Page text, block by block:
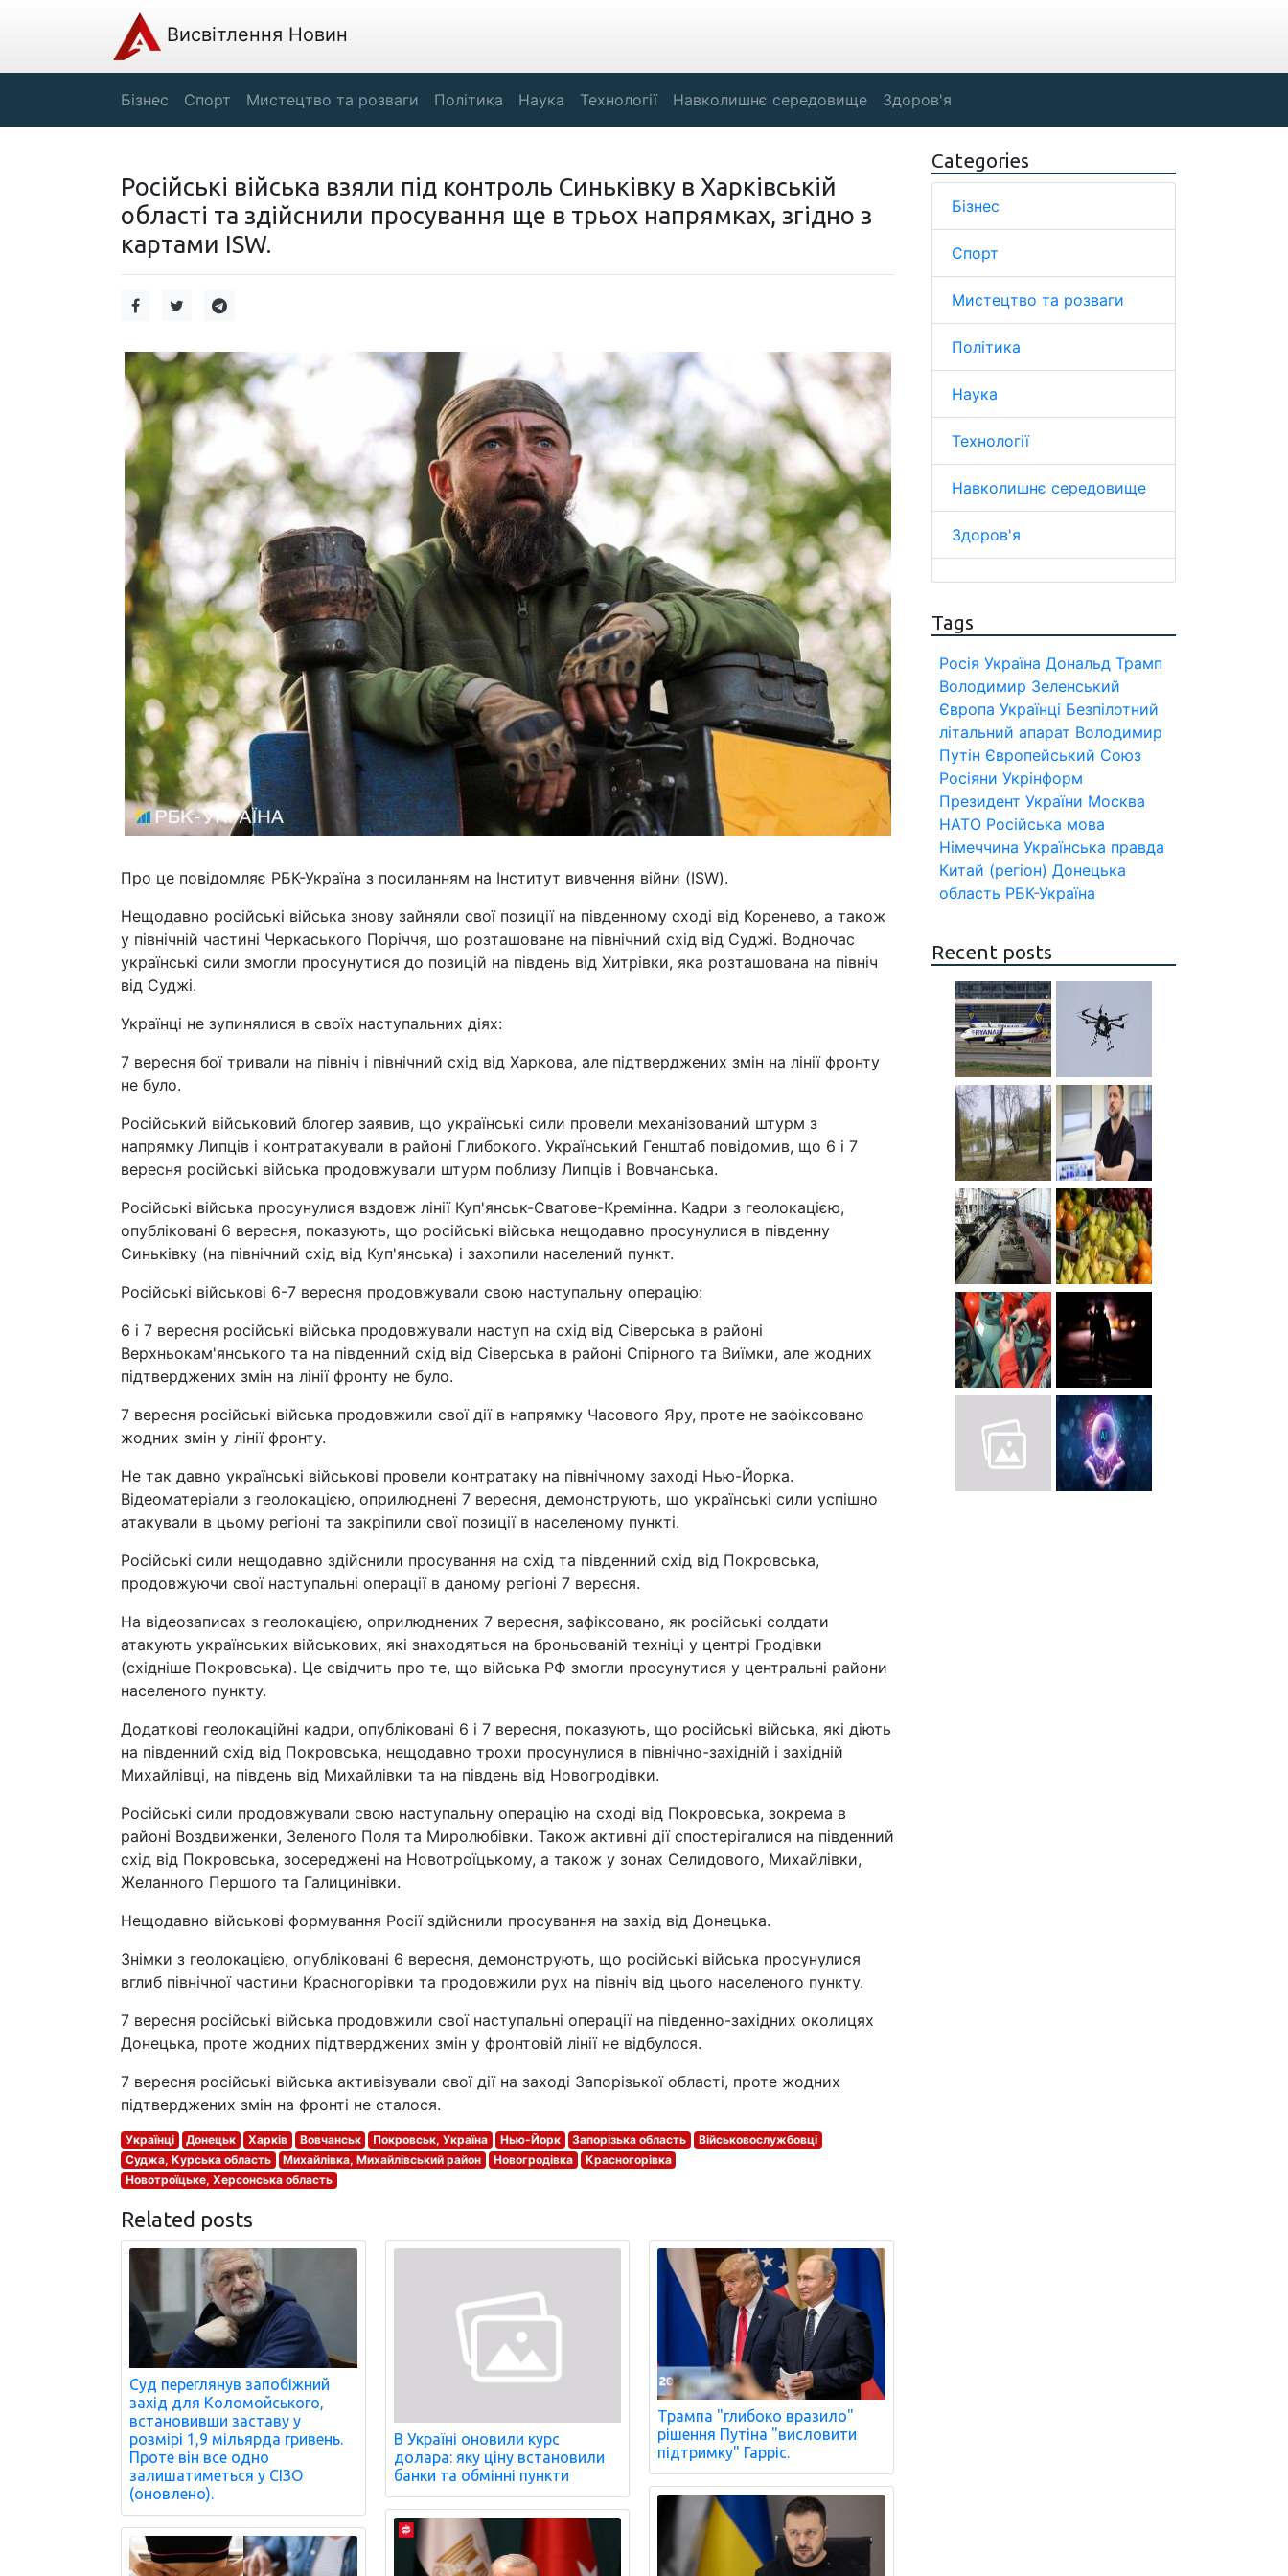
Висвітлення Новин
Бізнес Спорт Мистецтво та розваги Політика Наука Технології Навколишнє середовище Здоров'я
Російські війська взяли під контроль Синьківку в Харківській
області та здійснили просування ще в трьох напрямках, згідно з
картами ISW.
Про це повідомляє РБК-Україна з посиланням на Інститут вивчення війни (ISW).
Нещодавно російські війська знову зайняли свої позиції на південному сході від Коренево, а також
у північній частині Черкаського Поріччя, що розташоване на північний схід від Суджі. Водночас
українські сили змогли просунутися до позицій на південь від Хитрівки, яка розташована на північ
від Суджі.
Українці не зупинялися в своїх наступальних діях:
7 вересня бої тривали на північ і північний схід від Харкова, але підтверджених змін на лінії фронту
не було.
Російський військовий блогер заявив, що українські сили провели механізований штурм з
напрямку Липців і контратакували в районі Глибокого. Український Генштаб повідомив, що 6 і 7
вересня російські війська продовжували штурм поблизу Липців і Вовчанська.
Російські війська просунулися вздовж лінії Куп'янськ-Сватове-Кремінна. Кадри з геолокацією,
опубліковані 6 вересня, показують, що російські війська нещодавно просунулися в південну
Синьківку (на північний схід від Куп'янська) і захопили населений пункт.
Російські військові 6-7 вересня продовжували свою наступальну операцію:
6 і 7 вересня російські війська продовжували наступ на схід від Сіверська в районі
Верхньокам'янського та на південний схід від Сіверська в районі Спірного та Виїмки, але жодних
підтверджених змін на лінії фронту не було.
7 вересня російські війська продовжили свої дії в напрямку Часового Яру, проте не зафіксовано
жодних змін у лінії фронту.
Не так давно українські військові провели контратаку на північному заході Нью-Йорка.
Відеоматеріали з геолокацією, оприлюднені 7 вересня, демонструють, що українські сили успішно
атакували в цьому регіоні та закріпили свої позиції в населеному пункті.
Російські сили нещодавно здійснили просування на схід та південний схід від Покровська,
продовжуючи свої наступальні операції в даному регіоні 7 вересня.
На відеозаписах з геолокацією, оприлюднених 7 вересня, зафіксовано, як російські солдати
атакують українських військових, які знаходяться на броньованій техніці у центрі Гродівки
(східніше Покровська). Це свідчить про те, що війська РФ змогли просунутися у центральні райони
населеного пункту.
Додаткові геолокаційні кадри, опубліковані 6 і 7 вересня, показують, що російські війська, які діють
на південний схід від Покровська, нещодавно трохи просунулися в північно-західній і західній
Михайлівці, на південь від Михайлівки та на південь від Новогродівки.
Російські сили продовжували свою наступальну операцію на сході від Покровська, зокрема в
районі Воздвиженки, Зеленого Поля та Миролюбівки. Також активні дії спостерігалися на південний
схід від Покровська, зосереджені на Новотроїцькому, а також у зонах Селидового, Михайлівки,
Желанного Першого та Галицинівки.
Нещодавно військові формування Росії здійснили просування на захід від Донецька.
Знімки з геолокацією, опубліковані 6 вересня, демонструють, що російські війська просунулися
вглиб північної частини Красногорівки та продовжили рух на північ від цього населеного пункту.
7 вересня російські війська продовжили свої наступальні операції на південно-західних околицях
Донецька, проте жодних підтверджених змін у фронтовій лінії не відбулося.
7 вересня російські війська активізували свої дії на заході Запорізької області, проте жодних
підтверджених змін на фронті не сталося.
Українці Донецьк Харків Вовчанськ Покровськ, Україна Нью-Йорк Запорізька область
Військовослужбовці
Суджа, Курська область
Михайлівка, Михайлівський район Новогродівка
Красногорівка
Новотроїцьке, Херсонська область
Related posts
Суд переглянув запобіжний
захід для Коломойського,
встановивши заставу у
розмірі 1,9 мільярда гривень.
Проте він все одно
залишатиметься у СІЗО
(оновлено).
В Україні оновили курс
долара: яку ціну встановили
банки та обмінні пункти
Трампа "глибоко вразило"
рішення Путіна "висловити
підтримку" Гарріс.
Categories
Бізнес
Спорт
Мистецтво та розваги
Політика
Наука
Технології
Навколишнє середовище
Здоров'я
Tags
Росія Україна Дональд Трамп
Володимир Зеленський
Європа Українці Безпілотний
літальний апарат Володимир
Путін Європейський Союз
Росіяни Укрінформ
Президент України Москва
НАТО Російська мова
Німеччина Українська правда
Китай (регіон) Донецька
область РБК-Україна
Recent posts